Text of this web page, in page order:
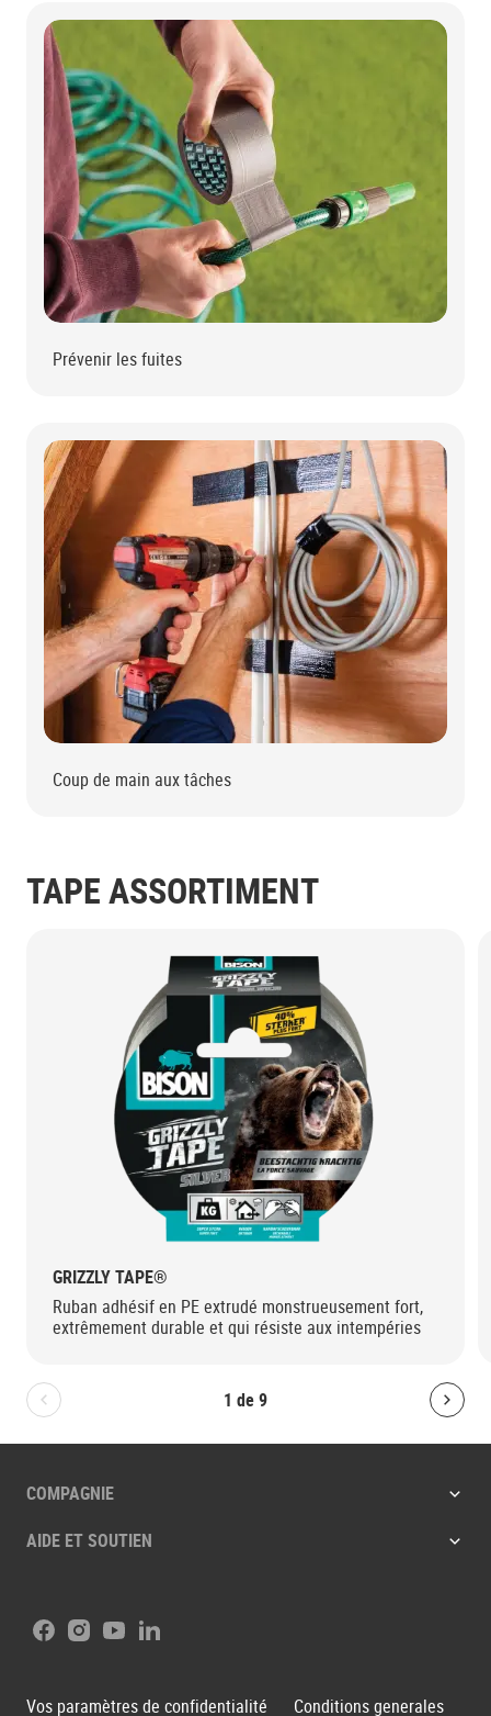
Prévenir les fuites
Coup de main aux tâches
TAPE ASSORTIMENT
1 de9
Bolton.General.PreviousSlide
GRIZZLY TAPE®
Ruban adhésif en PE extrudé monstrueusement fort,
extrêmement durable et qui résiste aux intempéries
COMPAGNIE
AIDE ET SOUTIEN
Facebook
Instagram
YoutubeLinkedIn
Vos paramètres de confidentialité Conditions generales